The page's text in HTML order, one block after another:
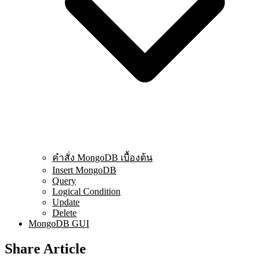
คำสั่ง MongoDB เบื้องต้น
Insert MongoDB
Query
Logical Condition
Update
Delete
MongoDB GUI
Share Article